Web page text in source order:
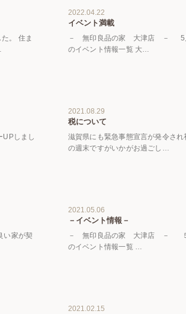
。 住ま
2022.04.22
イベント満載
－ 無印良品の家 大津店 － 5
のイベント情報一覧 大…
UPしまし
2021.08.29
税について
滋賀県にも緊急事態宣言が発令され
の週末ですがいかがお過ごし…
い家が契
2021.05.06
－イベント情報－
－ 無印良品の家 大津店 －
のイベント情報一覧 …
2021.02.15